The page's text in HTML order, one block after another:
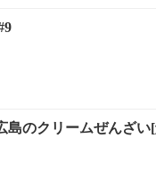
のクリームぜんざい